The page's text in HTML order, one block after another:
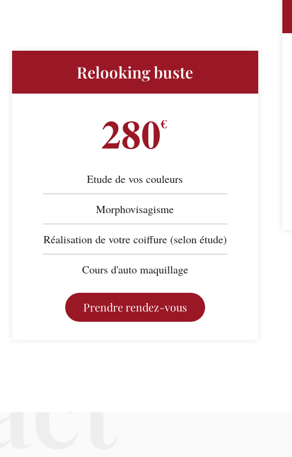
Relooking buste
280€
Etude de vos couleurs
Morphovisagisme
Réalisation de votre coiffure (selon étude)
Cours d'auto maquillage
Prendre rendez-vous